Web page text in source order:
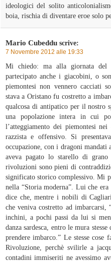
ideologici del solito
boia, rischia di diventare eroe solo
Mario Cubeddu scrive:
7 Novembre 2012 alle 19:33
Mi chiedo: ma alla giornata del
partecipato anche i giacobini, o
piemontesi non vennero cacciati
stava a Oristano fu costretto a
qualcosa di antipatico per il nostro
una popolazione intera in cui
l’atteggiamento dei piemontesi
razzista e offensivo. Si
occupazione, con i dragoni mandati
aveva pagato lo starello di
rivoluzioni sono pieni di
significato storico complessivo. Mi
nella “Storia moderna”. Lui che
dice che, mentre i nobili di
che veniva costretto ad
inchini, a pochi passi da lui si
danza sardesca, entro le mura
prendere imbarco.” Le stesse
Rivoluzione, perchè svilirle a
contadini immiseriti ne avessimo